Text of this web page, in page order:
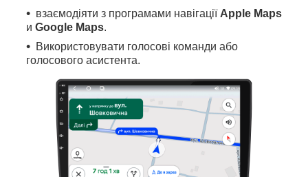
взаємодіяти з програмами навігаціїApple Maps
и Google Maps.
Використовувати голосові команди або
голосового асистента.